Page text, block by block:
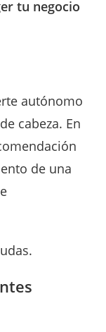
tu negocio
autónomo
cabeza. En
de una